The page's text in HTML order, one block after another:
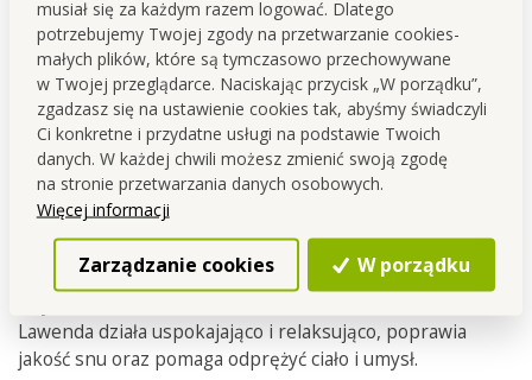
musiał się za każdym razem logować. Dlatego
potrzebujemy Twojej zgody na przetwarzanie cookies-
małych plików, które są tymczasowo przechowywane
w Twojej przeglądarce. Naciskając przycisk „W porządku”,
zgadzasz się na ustawienie cookies tak, abyśmy świadczyli
Ci konkretne i przydatne usługi na podstawie Twoich
danych. W każdej chwili możesz zmienić swoją zgodę
na stronie przetwarzania danych osobowych.
Więcej informacji
Zarządzanie cookies W porządku
💜LAVAZEN– spray z olejkami eterycznymi
Lawenda 30 ml
Przynosi uczuciespokoju, harmonii i ukojenia po dniu
pełnym wrażeń
Pomaga rozładować napięcie oraz stres, wprowadza
spokojną atmosferę przed snem i wieczorny relaks
Lawenda działa uspokajająco i relaksująco, poprawia
jakość snu oraz pomaga odprężyć ciało i umysł.